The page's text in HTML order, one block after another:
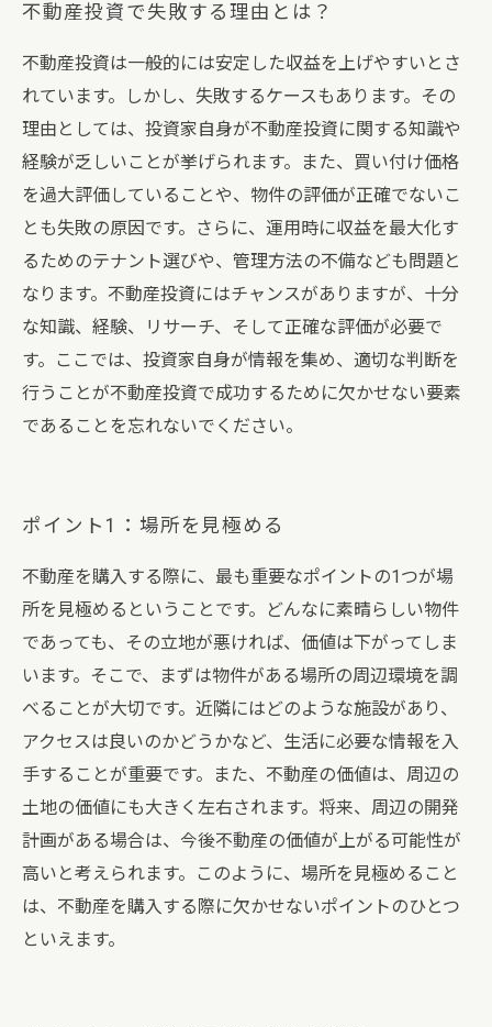
不動産投資で失敗する理由とは？
不動産投資は一般的には安定した収益を上げやすいとさ
れています。しかし、失敗するケースもあります。その
理由としては、投資家自身が不動産投資に関する知識や
経験が乏しいことが挙げられます。また、買い付け価格
を過大評価していることや、物件の評価が正確でないこ
とも失敗の原因です。さらに、運用時に収益を最大化す
るためのテナント選びや、管理方法の不備なども問題と
なります。不動産投資にはチャンスがありますが、十分
な知識、経験、リサーチ、そして正確な評価が必要で
す。ここでは、投資家自身が情報を集め、適切な判断を
行うことが不動産投資で成功するために欠かせない要素
であることを忘れないでください。
ポイント1：場所を見極める
不動産を購入する際に、最も重要なポイントの1つが場
所を見極めるということです。どんなに素晴らしい物件
であっても、その立地が悪ければ、価値は下がってしま
います。そこで、まずは物件がある場所の周辺環境を調
べることが大切です。近隣にはどのような施設があり、
アクセスは良いのかどうかなど、生活に必要な情報を入
手することが重要です。また、不動産の価値は、周辺の
土地の価値にも大きく左右されます。将来、周辺の開発
計画がある場合は、今後不動産の価値が上がる可能性が
高いと考えられます。このように、場所を見極めること
は、不動産を購入する際に欠かせないポイントのひとつ
といえます。